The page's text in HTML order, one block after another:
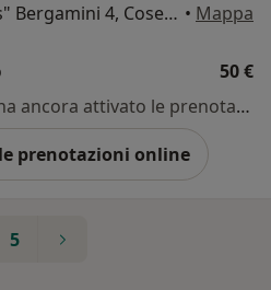
Piazza Donato "Denis" Bergamini 4, Cosenza • Mappa
50 €
Questo dottore non ha ancora attivato le prenotazioni online presso questo indirizzo.
prenotazioni online
5